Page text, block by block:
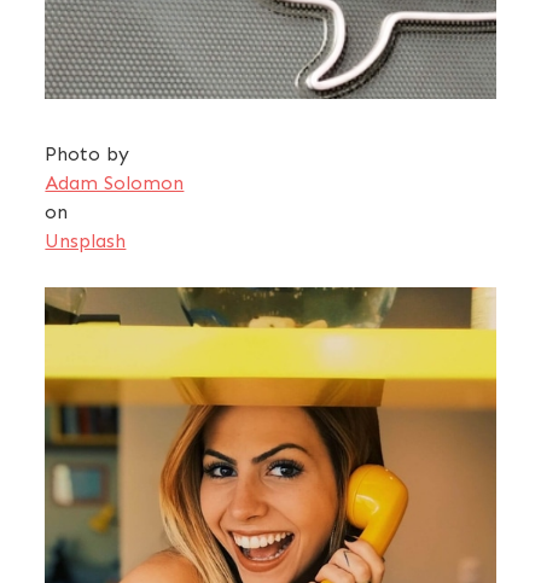
Photo by
Adam Solomon
on
Unsplash